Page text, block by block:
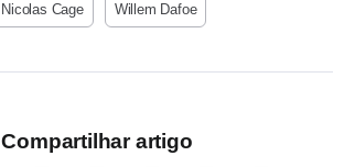
Nicolas Cage Willem Dafoe
Compartilhar artigo